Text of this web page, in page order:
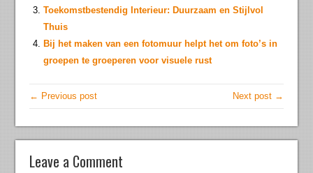
Toekomstbestendig Interieur: Duurzaam en Stijlvol
Thuis
Bij het maken van een fotomuur helpt het om foto’s in
groepen te groeperen voor visuele rust
← Previous post Next post →
Leave a Comment